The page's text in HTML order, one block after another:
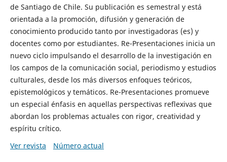
de Santiago de Chile. Su publicación es semestral y está
orientada a la promoción, difusión y generación de
conocimiento producido tanto por investigadoras (es) y
docentes como por estudiantes. Re-Presentaciones inicia un
nuevo ciclo impulsando el desarrollo de la investigación en
los campos de la comunicación social, periodismo y estudios
culturales, desde los más diversos enfoques teóricos,
epistemológicos y temáticos. Re-Presentaciones promueve
un especial énfasis en aquellas perspectivas reflexivas que
abordan los problemas actuales con rigor, creatividad y
espíritu crítico.
Ver revista
Número actual